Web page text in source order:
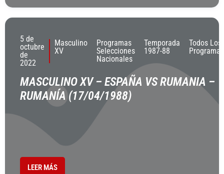
5 de
octubre
de
2022
Masculino
XV
Programas
Selecciones
Nacionales
Temporada
1987-88
Todos Los
Programas
MASCULINO XV – ESPAÑA VS RUMANIA –
RUMANÍA (17/04/1988)
LEER MÁS